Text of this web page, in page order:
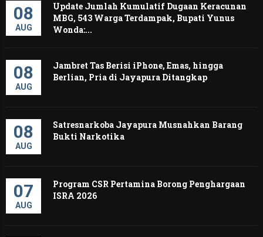
08
AUG
Update Jumlah Kumulatif Dugaan Keracunan
MBG, 543 Warga Terdampak, Bupati Yunus
Wonda:...
08
AUG
Jambret Tas Berisi iPhone, Emas, hingga
Berlian, Pria di Jayapura Ditangkap
08
AUG
Satresnarkoba Jayapura Musnahkan Barang
Bukti Narkotika
07
AUG
Program CSR Pertamina Borong Penghargaan
ISRA 2026